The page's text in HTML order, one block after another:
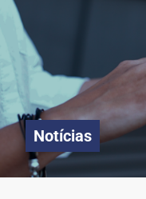
Notícias